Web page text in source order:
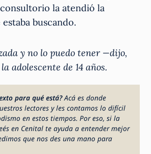
la atendió la
buscando.
y no lo puedo tener —dijo,
adolescente de 14 años.
para qué está?Acá es donde
lectores y les contamos lo difícil
en estos tiempos. Por eso, si la
en Cenital te ayuda a entender mejor
que nos des una mano para